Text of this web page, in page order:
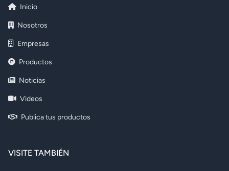
Inicio
Nosotros
Empresas
Productos
Noticias
Videos
Publica tus productos
VISITE TAMBIÉN